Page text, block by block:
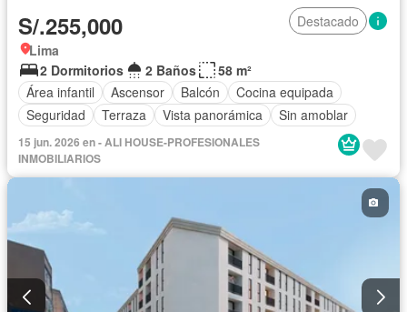
S/.255,000
Destacado
Lima
2 Dormitorios
2 Baños
58 m²
Área infantil
Ascensor Balcón
Cocina equipada
Seguridad
Terraza Vista panorámica Sin amoblar
15 jun. 2026 en - ALI HOUSE-PROFESIONALES
INMOBILIARIOS